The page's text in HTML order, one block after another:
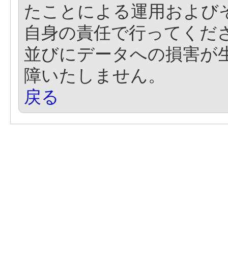
たことによる運用および
自身の責任で行ってくだ
並びにデータへの損害が
障いたしません。
戻る